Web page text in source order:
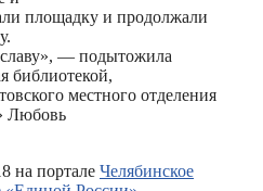
площадку и продолжали
— подытожила
библиотекой,
местного отделения
Любовь
на портале Челябинское